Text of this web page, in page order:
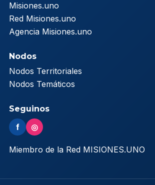
Misiones.uno
Red Misiones.uno
Agencia Misiones.uno
Nodos
Nodos Territoriales
Nodos Temáticos
Seguinos
f ◎
Miembro de la Red MISIONES.UNO